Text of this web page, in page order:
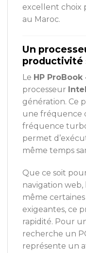
excellent choix
au Maroc.
Un
productivité
Le HP ProBook
processeur
génération. Ce
une fréquence
fréquence
permet
même temps
Que ce soit
navigation
même
exigeantes, ce
rapidité. Pour
recherche un
représente un